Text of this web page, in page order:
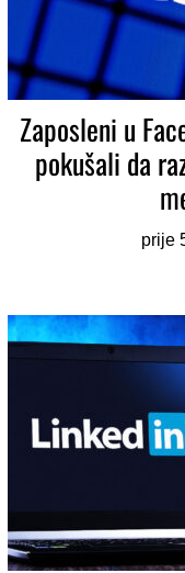
Zaposleni u
pokušali da
prije